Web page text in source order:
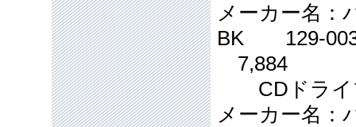
メーカー名：
BK 129-
7,884
CDドライ
メーカー名